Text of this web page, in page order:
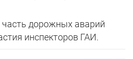
дорожных аварий
инспекторов ГАИ.